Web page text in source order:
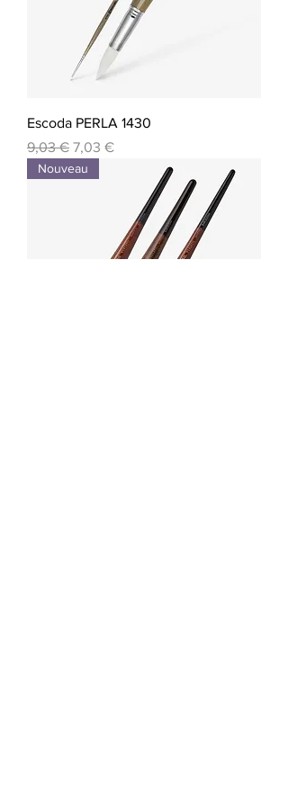
Escoda PERLA 1430
Prix original
9,03 € Prix promotionnel
7,03 €
Nouveau